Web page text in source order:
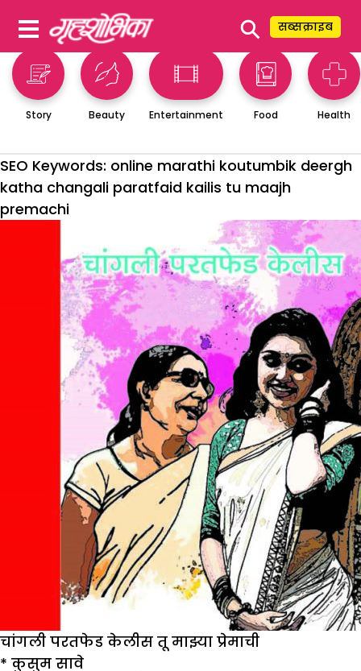
⚲ सब्सक्राइब
Story Beauty Entertainment Food Health
SEO Keywords: online marathi koutumbik deergh
katha changali paratfaid kailis tu maajh
premachi
चांगली परतफेड केलीस तू माझ्या प्रेमाची
* कुसुम सावे